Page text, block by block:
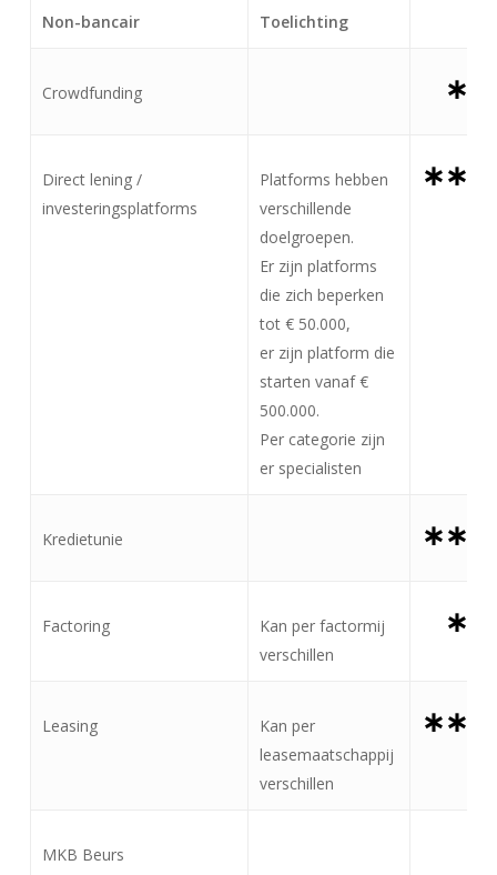
Non-bancair Toelichting
Crowdfunding ∗
Direct lening /
investeringsplatforms
Platforms hebben
verschillende
doelgroepen.
Er zijn platforms
die zich beperken
tot € 50.000,
er zijn platform die
starten vanaf €
500.000.
Per categorie zijn
er specialisten
∗∗∗
Kredietunie ∗∗∗
Factoring
Kan per factormij
verschillen
∗
Leasing
Kan per
leasemaatschappij
verschillen
∗∗∗
MKB Beurs